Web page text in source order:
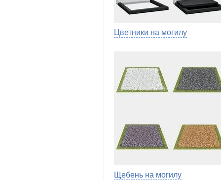
Цветники на могилу
Щебень на могилу